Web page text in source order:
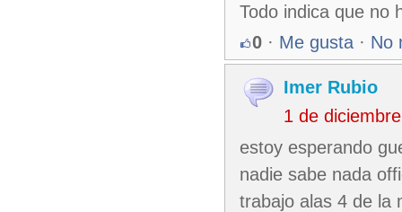
Todo indica que no
0 · Me gusta · No
Imer Rubio
1 de
estoy esperando
nadie sabe nada
trabajo alas 4 de la